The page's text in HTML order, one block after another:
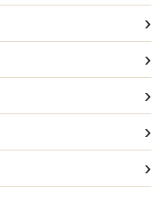
›
›
›
›
›